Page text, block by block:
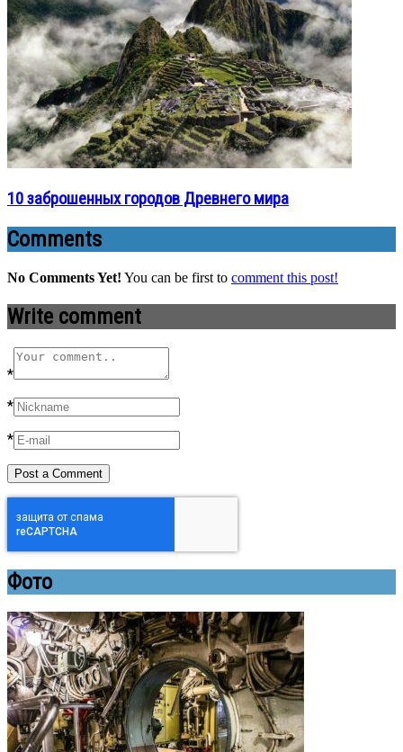
10 заброшенных городов Древнего мира
Comments
No Comments Yet! You can be first to comment this post!
Write comment
*
*
*
Фото